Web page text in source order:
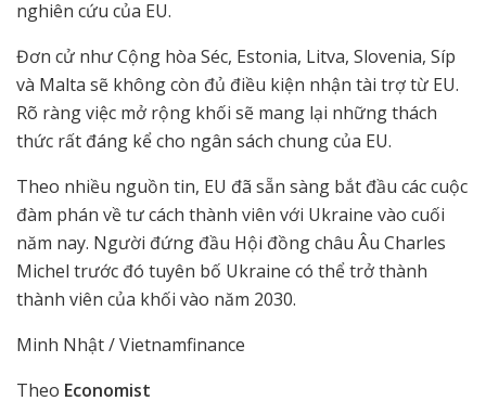
nghiên cứu của EU.
Đơn cử như Cộng hòa Séc, Estonia, Litva, Slovenia, Síp
và Malta sẽ không còn đủ điều kiện nhận tài trợ từ EU.
Rõ ràng việc mở rộng khối sẽ mang lại những thách
thức rất đáng kể cho ngân sách chung của EU.
Theo nhiều nguồn tin, EU đã sẵn sàng bắt đầu các cuộc
đàm phán về tư cách thành viên với Ukraine vào cuối
năm nay. Người đứng đầu Hội đồng châu Âu Charles
Michel trước đó tuyên bố Ukraine có thể trở thành
thành viên của khối vào năm 2030.
Minh Nhật / Vietnamfinance
Theo Economist